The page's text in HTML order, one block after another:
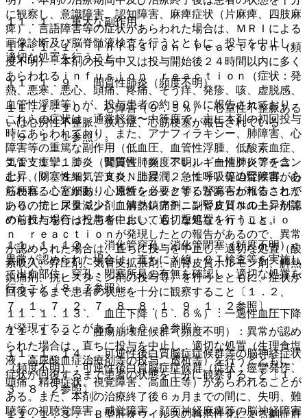
に観察し、意識障害、認知障害、麻痺症状（片麻痺、四肢麻
痺）、言語障害等の症状があらわれた場合は、ＭＲＩによる
画像診断及び脳脊髄液検査を行うとともに、投与を中止し、
適切な処置を行うこと。
１１．１．９． 間質性肺炎（頻度不明）。
１１．１．１０． 心障害（９．５％）：心室性不整脈ある
いは心房性不整脈、狭心症、心筋梗塞が報告されている
〔９．１．１参照〕。
１１．１．１１． 腎障害（頻度不明）：血清クレアチニン
上昇（０．８％）、ＢＵＮ上昇（２．１％）等の腎障害があ
らわれることがあり、透析を必要とする腎障害が報告されて
いるので、尿量減少、血清クレアチニンやＢＵＮの上昇が認
められた場合は投与を中止し、適切な処置を行うこと。
１１．１．１２． 消化管穿孔・消化管閉塞（頻度不明）：
異常が認められた場合は、直ちにＸ線、ＣＴ検査等を実施し
て出血部位、穿孔・閉塞所見の有無を確認し、適切な処置を
行うこと〔８．７参照〕。
１１．１．１３． 血圧下降（５．６％）：一過性血圧下降
が発現することがある〔１０．２参照〕。
１１．１．１４． 可逆性後白質脳症症候群等の脳神経症状
（頻度不明）：可逆性後白質脳症症候群（症状：痙攣発作、
頭痛、精神症状、視覚障害、高血圧等）があらわれることが
ある。また、本剤の治療終了後６ヵ月までの間に、失明、難
聴等の視聴覚障害、感覚障害、顔面神経麻痺等の脳神経障害
１１．１． 重大な副作用
１１．１．１． Ｉｎｆｕｓｉｏｎ ｒｅａｃｔｉｏｎ（頻
度不明）：本剤の投与中又は投与開始後２４時間以内に多く
あらわれるｉｎｆｕｓｉｏｎ ｒｅａｃｔｉｏｎ（症状：発
熱、悪寒、悪心、頭痛、疼痛、そう痒、発疹、咳、虚脱感、
血管性浮腫等）が、投与患者の約９０％に報告されており、
これらの症状は、通常軽微〜中等度で、主に本剤の初回投与
時にあらわれており、また、アナフィラキシー、肺障害、心
障害等の重篤な副作用（低血圧、血管性浮腫、低酸素血症、
気管支痙攣、肺炎（間質性肺炎、アレルギー性肺炎等を含
む）、閉塞性細気管支炎、肺浸潤、急性呼吸促迫症候群、心
筋梗塞、心室細動、心原性ショック等）があらわれることが
あり、抗ヒスタミン剤、解熱鎮痛剤、副腎皮質ホルモン剤等
の前投与を行った患者においても、重篤なｉｎｆｕｓｉｏ
ｎ ｒｅａｃｔｉｏｎが発現したとの報告があるので、異常
が認められた場合は、直ちに投与を中止し、適切な処置（酸
素吸入、昇圧剤、気管支拡張剤、副腎皮質ホルモン剤、解熱
鎮痛剤、抗ヒスタミン剤の投与等）を行うとともに、症状が
回復するまで患者の状態を十分に観察すること〔１．２、
７．１、７．２、７．８、８．１、９．１．２参照〕。
１１．１．２． 腫瘍崩壊症候群（頻度不明）：異常が認め
られた場合は、直ちに投与を中止し、適切な処置（生理食塩
液、高尿酸血症治療剤等の投与、透析等）を行うとともに、
症状が回復するまで患者の状態を十分に観察すること〔１．
３、８．２参照〕。
１１．１．３． Ｂ型肝炎ウイルスの再活性化による劇症肝